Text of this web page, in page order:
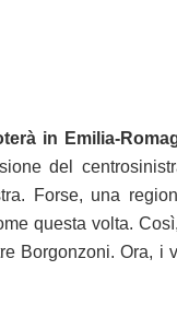
in Emilia-
del
Forse, una
questa volta.
Borgonzoni. Ora, i